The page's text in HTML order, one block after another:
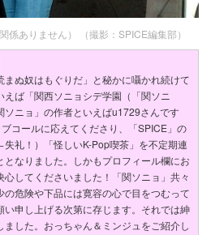
係ありません） （撮影：SPICE編集部）
まぬ奴はもぐりだ」と秘かに囁かれ続けて
ば「関西ソニョシデ学園（「関ソニ
ソニョ」の作者といえばu1729さんです
コールに応えてくださり、「SPICE」の
礼！）「怪しいK-Pop喫茶」を不定期連
なりました。しかもプロフィール欄にお
してくださいました！「関ソニョ」共々
の危険や下品には寛容の心で目をつむって
申し上げる次第に存じます。それでは紳
ました。おっちゃん＆ミンジュをご紹介し